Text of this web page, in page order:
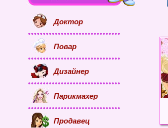
Доктор
Повар
Дизайнер
Парикмахер
Продавец